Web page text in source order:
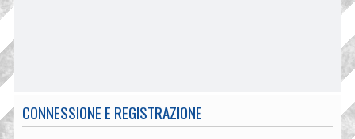
CONNESSIONE E REGISTRAZIONE